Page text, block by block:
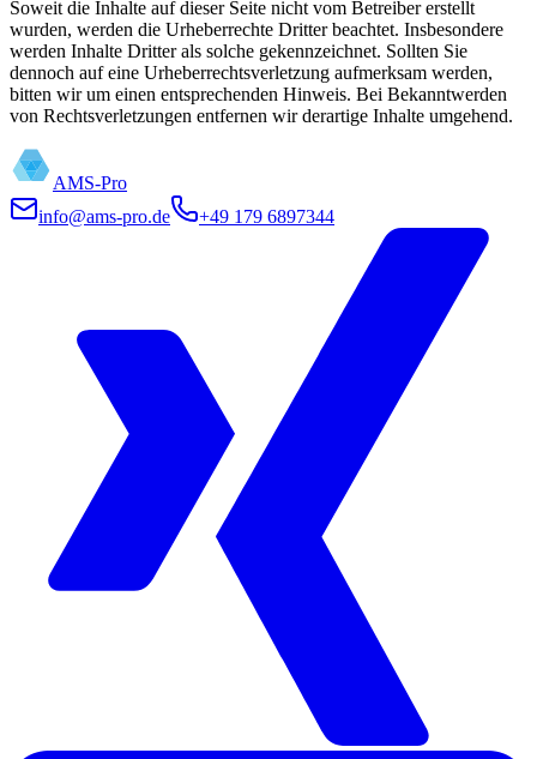
Soweit die Inhalte auf dieser Seite nicht vom Betreiber erstellt
wurden, werden die Urheberrechte Dritter beachtet. Insbesondere
werden Inhalte Dritter als solche gekennzeichnet. Sollten Sie
dennoch auf eine Urheberrechtsverletzung aufmerksam werden,
bitten wir um einen entsprechenden Hinweis. Bei Bekanntwerden
von Rechtsverletzungen entfernen wir derartige Inhalte umgehend.
AMS-Pro
info@ams-pro.de
+49 179 6897344